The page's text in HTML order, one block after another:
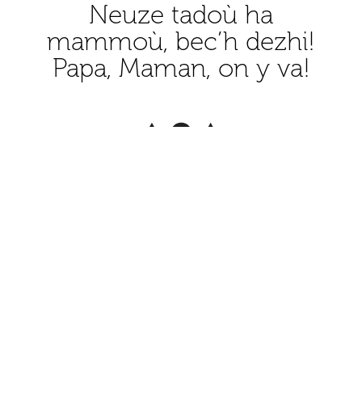
Neuze tadoù ha
mammoù, bec’h dezhi!
Papa, Maman, on y va!